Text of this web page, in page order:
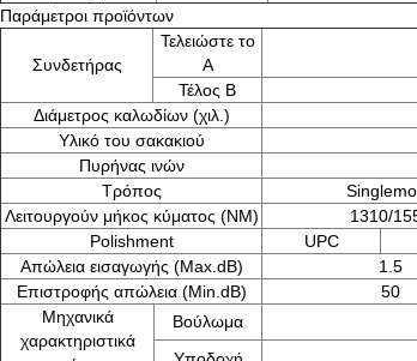
Παράμετροι προϊόντων
Συνδετήρας
Τελειώστε το
Α
Τέλος Β
Διάμετρος καλωδίων (χιλ.)
Υλικό του σακακιού
Πυρήνας ινών
Τρόπος
Λειτουργούν μήκος κύματος (NM)
1310/
Polishment
UPC
Απώλεια εισαγωγής (Max.dB)
1.5
Επιστροφής απώλεια (Min.dB)
50
Μηχανικά
χαρακτηριστικά
Βούλωμα